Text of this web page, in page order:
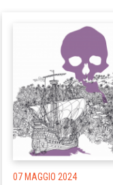
07 MAGGIO 2024